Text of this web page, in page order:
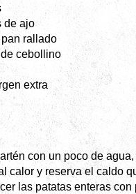
de ajo
rallado
cebollino
extra
con un poco de
calor y reserva el caldo
las patatas enteras